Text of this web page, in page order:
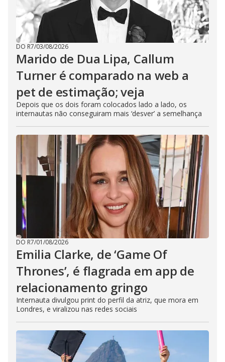
DO R7/03/08/2026
Marido de Dua Lipa, Callum
Turner é comparado na web a
pet de estimação; veja
Depois que os dois foram colocados lado a lado, os
internautas não conseguiram mais ‘desver’ a semelhança
DO R7/01/08/2026
Emilia Clarke, de ‘Game Of
Thrones’, é flagrada em app de
relacionamento gringo
Internauta divulgou print do perfil da atriz, que mora em
Londres, e viralizou nas redes sociais